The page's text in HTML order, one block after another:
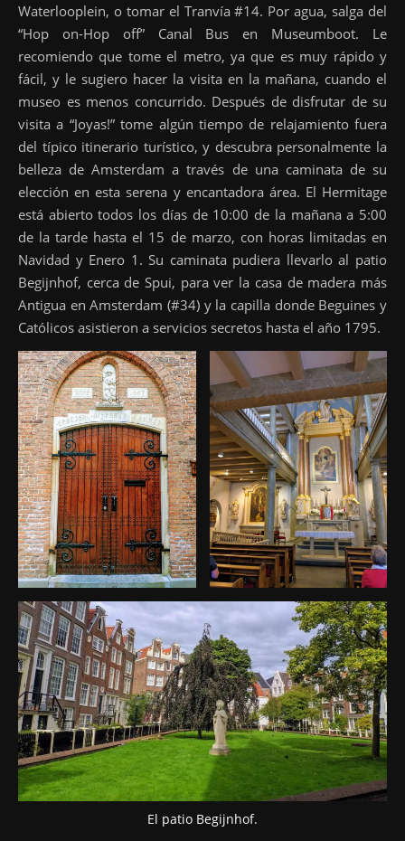
Waterlooplein, o tomar el Tranvía #14. Por agua, salga del
“Hop on-Hop off” Canal Bus en Museumboot. Le
recomiendo que tome el metro, ya que es muy rápido y
fácil, y le sugiero hacer la visita en la mañana, cuando el
museo es menos concurrido. Después de disfrutar de su
visita a “Joyas!” tome algún tiempo de relajamiento fuera
del típico itinerario turístico, y descubra personalmente la
belleza de Amsterdam a través de una caminata de su
elección en esta serena y encantadora área. El Hermitage
está abierto todos los días de 10:00 de la mañana a 5:00
de la tarde hasta el 15 de marzo, con horas limitadas en
Navidad y Enero 1. Su caminata pudiera llevarlo al patio
Begijnhof, cerca de Spui, para ver la casa de madera más
Antigua en Amsterdam (#34) y la capilla donde Beguines y
Católicos asistieron a servicios secretos hasta el año 1795.
El patio Begijnhof.